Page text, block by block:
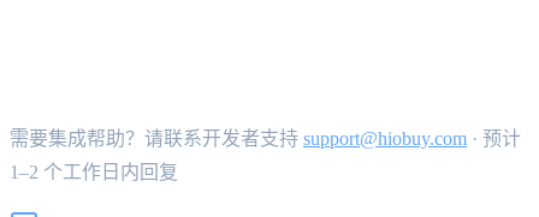
需要集成帮助？请联系开发者支持 support@hiobuy.com · 预计
1–2 个工作日内回复